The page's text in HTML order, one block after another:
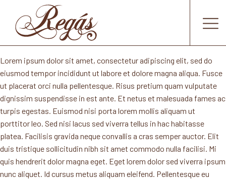
Lorem ipsum dolor sit amet, consectetur adipiscing elit, sed do
eiusmod tempor incididunt ut labore et dolore magna aliqua. Fusce
ut placerat orci nulla pellentesque. Risus pretium quam vulputate
dignissim suspendisse in est ante. Et netus et malesuada fames ac
turpis egestas. Euismod nisi porta lorem mollis aliquam ut
porttitor leo. Sed nisi lacus sed viverra tellus in hac habitasse
platea. Facilisis gravida neque convallis a cras semper auctor. Elit
duis tristique sollicitudin nibh sit amet commodo nulla facilisi. Mi
quis hendrerit dolor magna eget. Eget lorem dolor sed viverra ipsum
nunc aliquet. Id cursus metus aliquam eleifend. Pellentesque eu